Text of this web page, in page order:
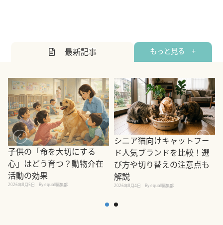
最新記事 もっと見る +
子供の「命を大切にする
心」はどう育つ？動物介在
活動の効果
2026年8月5日 By equall編集部
シニア猫向けキャットフー
ド人気ブランドを比較！選
び方や切り替えの注意点も
解説
2026年8月4日 By equall編集部